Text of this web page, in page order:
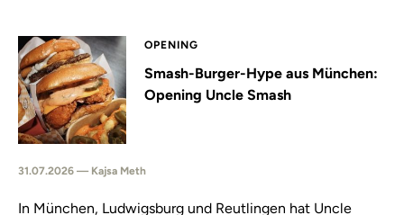
OPENING
Smash-Burger-Hype aus München:
Opening Uncle Smash
31.07.2026 — Kajsa Meth
In München, Ludwigsburg und Reutlingen hat Uncle